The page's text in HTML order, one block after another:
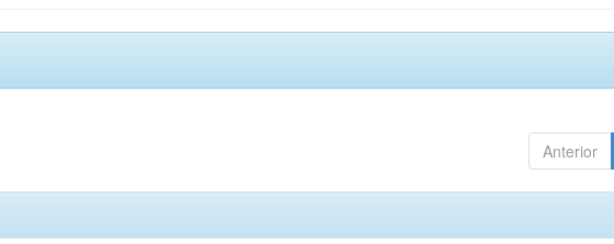
Anterior